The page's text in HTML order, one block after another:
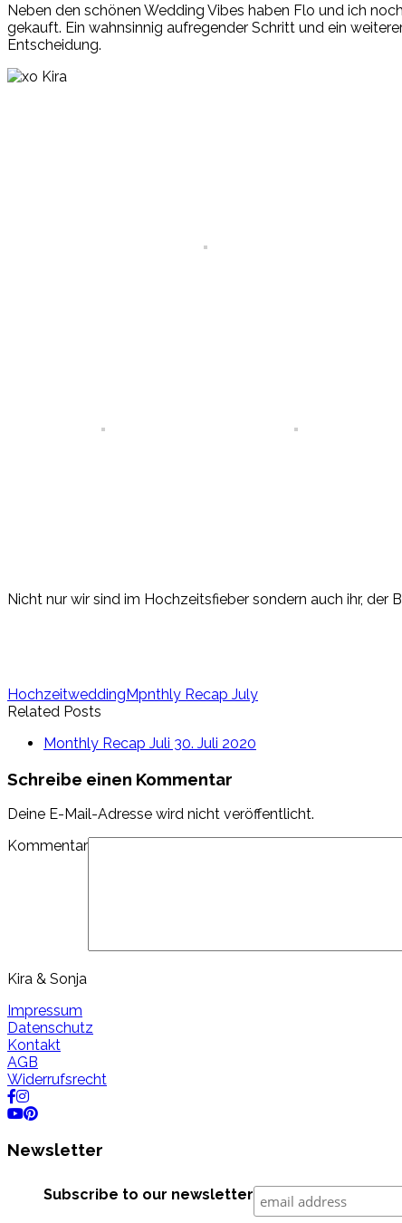
Neben den schönen Wedding Vibes haben Flo und ich
gekauft. Ein wahnsinnig aufregender Schritt und ein
Entscheidung.
Nicht nur wir sind im Hochzeitsfieber sondern auch ihr,
HochzeitweddingMpnthly Recap July
Related Posts
Monthly Recap Juli 30. Juli 2020
Schreibe einen Kommentar
Deine E-Mail-Adresse wird nicht veröffentlicht.
Kommentar
Kira & Sonja
Impressum
Datenschutz
Kontakt
AGB
Widerrufsrecht
Newsletter
Subscribe to our newsletter